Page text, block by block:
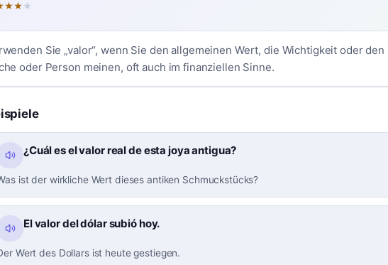
★★ ★
Sie „valor“, wenn Sie den allgemeinen Wert, die Wichtigkeit oder
oder Person meinen, oft auch im finanziellen Sinne.
¿Cuál es el valor real de esta joya antigua?
ist der wirkliche Wert dieses antiken Schmuckstücks?
El valor del dólar subió hoy.
Wert des Dollars ist heute gestiegen.